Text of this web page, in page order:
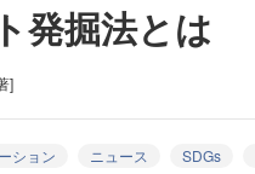
発掘法とは
]
ション ニュース SDGs